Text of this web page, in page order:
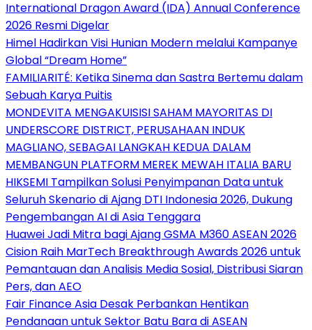
International Dragon Award (IDA) Annual Conference
2026 Resmi Digelar
Himel Hadirkan Visi Hunian Modern melalui Kampanye
Global “Dream Home”
FAMILIARITÉ: Ketika Sinema dan Sastra Bertemu dalam
Sebuah Karya Puitis
MONDEVITA MENGAKUISISI SAHAM MAYORITAS DI
UNDERSCORE DISTRICT, PERUSAHAAN INDUK
MAGLIANO, SEBAGAI LANGKAH KEDUA DALAM
MEMBANGUN PLATFORM MEREK MEWAH ITALIA BARU
HIKSEMI Tampilkan Solusi Penyimpanan Data untuk
Seluruh Skenario di Ajang DTI Indonesia 2026, Dukung
Pengembangan AI di Asia Tenggara
Huawei Jadi Mitra bagi Ajang GSMA M360 ASEAN 2026
Cision Raih MarTech Breakthrough Awards 2026 untuk
Pemantauan dan Analisis Media Sosial, Distribusi Siaran
Pers, dan AEO
Fair Finance Asia Desak Perbankan Hentikan
Pendanaan untuk Sektor Batu Bara di ASEAN